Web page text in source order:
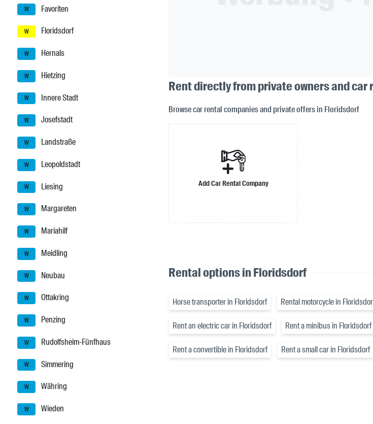
W Favoriten
W Floridsdorf
W Hernals
W Hietzing
W Innere Stadt
W Josefstadt
W Landstraße
W Leopoldstadt
W Liesing
W Margareten
W Mariahilf
W Meidling
W Neubau
W Ottakring
W Penzing
W Rudolfsheim-Fünfhaus
W Simmering
W Währing
W Wieden
Rent directly from private owners and
Browse car rental companies and private offers in Floridsdorf
Add Car Rental Company
Rental options in Floridsdorf
Horse transporter in Floridsdorf Rental motorcycle in
Rent an electric car in Floridsdorf Rent a minibus in Floridsdorf
Rent a convertible in Floridsdorf Rent a small car in Floridsdorf